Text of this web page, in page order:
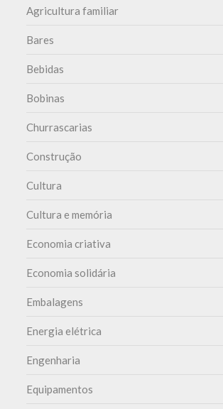
Agricultura familiar
Bares
Bebidas
Bobinas
Churrascarias
Construção
Cultura
Cultura e memória
Economia criativa
Economia solidária
Embalagens
Energia elétrica
Engenharia
Equipamentos